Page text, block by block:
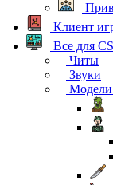
Клиент
Все для
Читы
Звуки
Модели